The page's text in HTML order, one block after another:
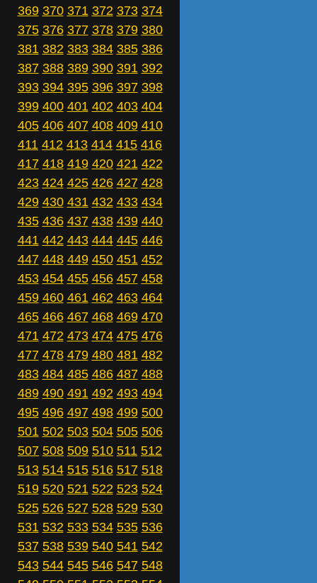
369 370 371 372 373 374
375 376 377 378 379 380
381 382 383 384 385 386
387 388 389 390 391 392
393 394 395 396 397 398
399 400 401 402 403 404
405 406 407 408 409 410
411 412 413 414 415 416
417 418 419 420 421 422
423 424 425 426 427 428
429 430 431 432 433 434
435 436 437 438 439 440
441 442 443 444 445 446
447 448 449 450 451 452
453 454 455 456 457 458
459 460 461 462 463 464
465 466 467 468 469 470
471 472 473 474 475 476
477 478 479 480 481 482
483 484 485 486 487 488
489 490 491 492 493 494
495 496 497 498 499 500
501 502 503 504 505 506
507 508 509 510 511 512
513 514 515 516 517 518
519 520 521 522 523 524
525 526 527 528 529 530
531 532 533 534 535 536
537 538 539 540 541 542
543 544 545 546 547 548